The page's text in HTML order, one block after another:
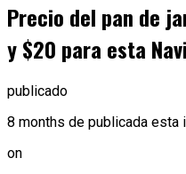
Precio del pan de
y $20 para esta
publicado
8 months de publicada esta
on